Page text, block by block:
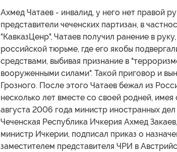
Ахмед Чатаев - инвалид, у него нет правой
представители чеченских партизан, в
"КавказЦенр", Чатаев получил ранение в
российской тюрьме, где его якобы
средствами, выбивая признание в
вооруженными силами". Такой приговор и
Грозного. После этого Чатаев бежал из
несколько лет вместе со своей родней,
августа 2006 года министр иностранных
Чеченская Республика Ичкерия Ахмед
министр Ичкерии, подписал приказ о
заместителем представителя ЧРИ в